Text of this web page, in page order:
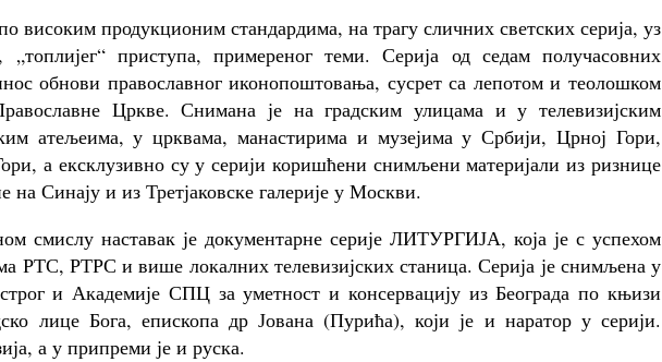
високим продукционим стандардима, на трагу сличних светских серија, уз
приступа, примереног теми. Серија од седам получасовних
обнови православног иконопоштовања, сусрет са лепотом и теолошком
Цркве. Снимана је на градским улицама и у телевизијским
атељеима, у црквама, манастирима и музејима у Србији, Црној Гори,
а ексклузивно су у серији коришћени снимљени материјали из ризнице
Синају и из Третјаковске галерије у Москви.
смислу наставак је документарне серије ЛИТУРГИЈА, која је с успехом
РТС, РТРС и више локалних телевизијских станица. Серија је снимљена у
и Академије СПЦ за уметност и консервацију из Београда по књизи
Бога, епископа др Јована (Пурића), који је и наратор у серији.
а у припреми је и руска.